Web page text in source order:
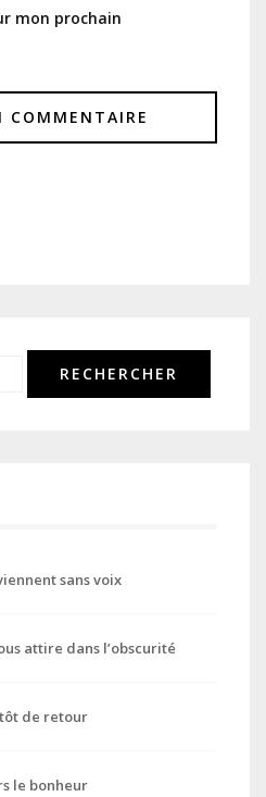
mon prochain
sans voix
attire dans l’obscurité
de retour
le bonheur